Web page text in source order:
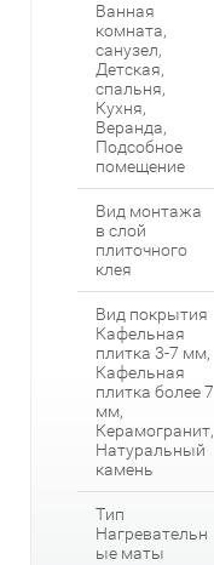
Ванная
комната,
санузел,
Детская,
спальня,
Кухня,
Веранда,
Подсобное
помещение
Вид монтажа
в слой
плиточного
клея
Вид покрытия
Кафельная
плитка 3-7 мм,
Кафельная
плитка более 7
мм,
Керамогранит,
Натуральный
камень
Тип
Нагревательн
ые маты